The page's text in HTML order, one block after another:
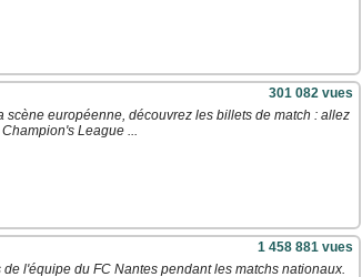
301 082 vues
scène européenne, découvrez les billets de match : allez
League ...
1 458 881 vues
l'équipe du FC Nantes pendant les matchs nationaux.